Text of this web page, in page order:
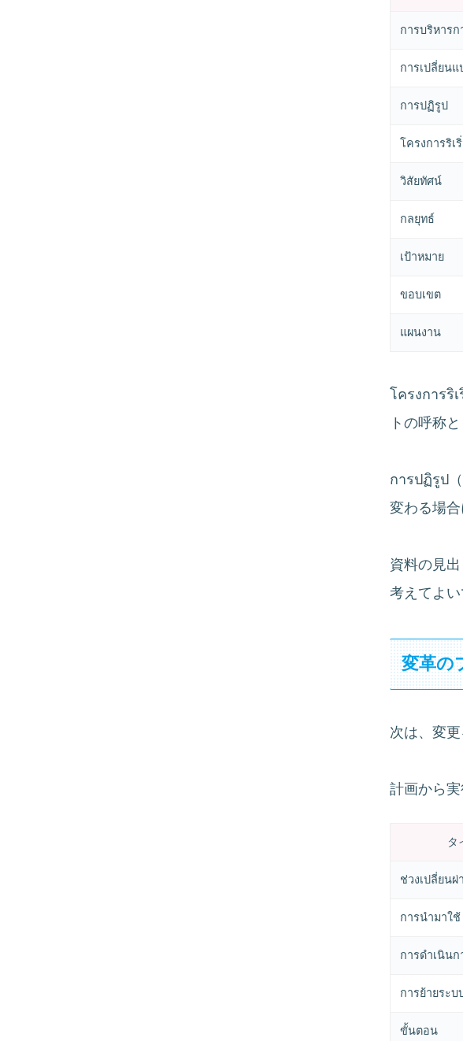
การบริหารก
การเปลี่ยนแ
การปฏิรูป
โครงการริเ
วิสัยทัศน์
กลยุทธ์
เป้าหมาย
ขอบเขต
แผนงาน
โครงการริ
トの呼称
การปฏิรูป
変わる場合
資料の見
考えてよい
変革の
次は、変
計画から実
タ
ช่วงเปลี่ยนผ่
การนำมาใช้
การดำเนินก
การย้ายระบ
ขั้นตอน